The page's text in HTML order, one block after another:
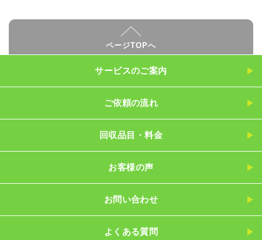
ページTOPへ
サービスのご案内
ご依頼の流れ
回収品目・料金
お客様の声
お問い合わせ
よくある質問